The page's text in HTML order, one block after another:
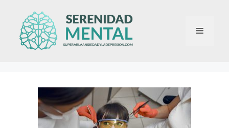
contenido
Menú